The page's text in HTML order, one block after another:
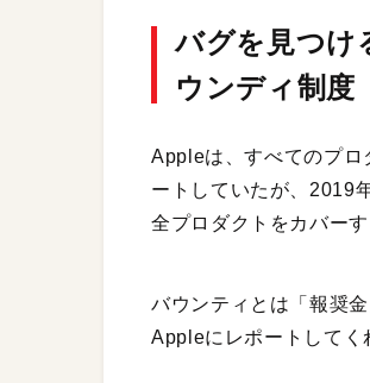
バグを見つけ
ウンディ制度
Appleは、すべてのプロ
ートしていたが、2019
全プロダクトをカバーす
バウンティとは「報奨
Appleにレポートしてく